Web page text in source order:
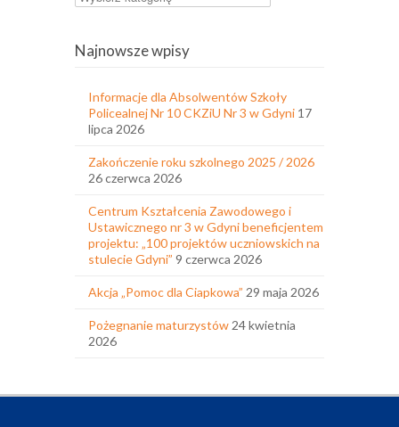
Najnowsze wpisy
Informacje dla Absolwentów Szkoły
Policealnej Nr 10 CKZiU Nr 3 w Gdyni 17
lipca 2026
Zakończenie roku szkolnego 2025 / 2026
26 czerwca 2026
Centrum Kształcenia Zawodowego i
Ustawicznego nr 3 w Gdyni beneficjentem
projektu: „100 projektów uczniowskich na
stulecie Gdyni” 9 czerwca 2026
Akcja „Pomoc dla Ciapkowa” 29 maja 2026
Pożegnanie maturzystów 24 kwietnia
2026